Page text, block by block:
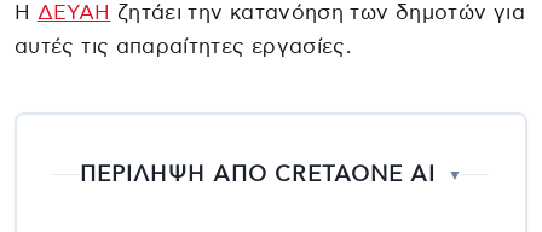
Η ΔΕΥΑΗ ζητάει την κατανόηση των δημοτών για
αυτές τις απαραίτητες εργασίες.
ΠΕΡΙΛΗΨΗ ΑΠΟ CRETAONE AI ▼